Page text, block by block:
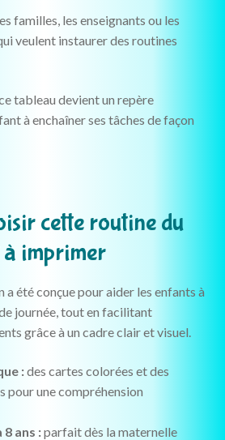
familles, les enseignants ou les
veulent instaurer des routines
tableau devient un repère
à enchaîner ses tâches de façon
cette routine du
imprimer
été conçue pour aider les enfants à
journée, tout en facilitant
grâce à un cadre clair et visuel.
:des cartes colorées et des
pour une compréhension
ans :parfait dès la maternelle